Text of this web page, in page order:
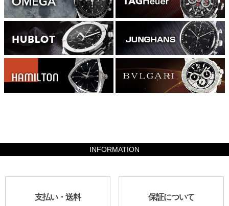
INFORMATION
支払い・送料 保証について